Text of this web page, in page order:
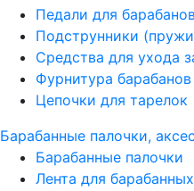
Педали для
Подструнники
Средства для ухода
Фурнитура барабанов
Цепочки для тарелок
Барабанные палочки,
Барабанные палочки
Лента для